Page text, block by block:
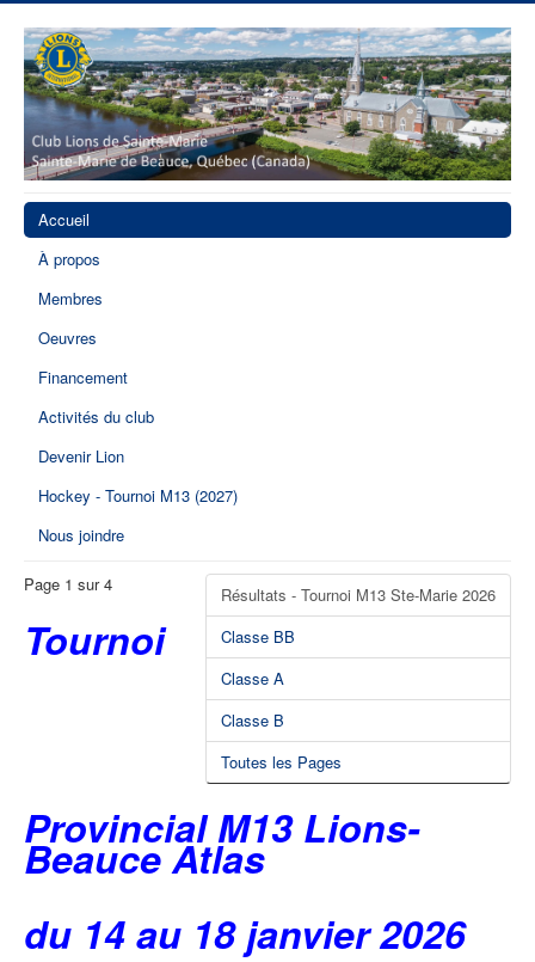
Accueil
À propos
Membres
Oeuvres
Financement
Activités du club
Devenir Lion
Hockey - Tournoi M13 (2027)
Nous joindre
Résultats - Tournoi M13 Ste-Marie 2026
Classe BB
Classe A
Classe B
Toutes les Pages
Page 1 sur 4
Tournoi
Provincial M13 Lions-
Beauce Atlas
du 14 au 18 janvier 2026